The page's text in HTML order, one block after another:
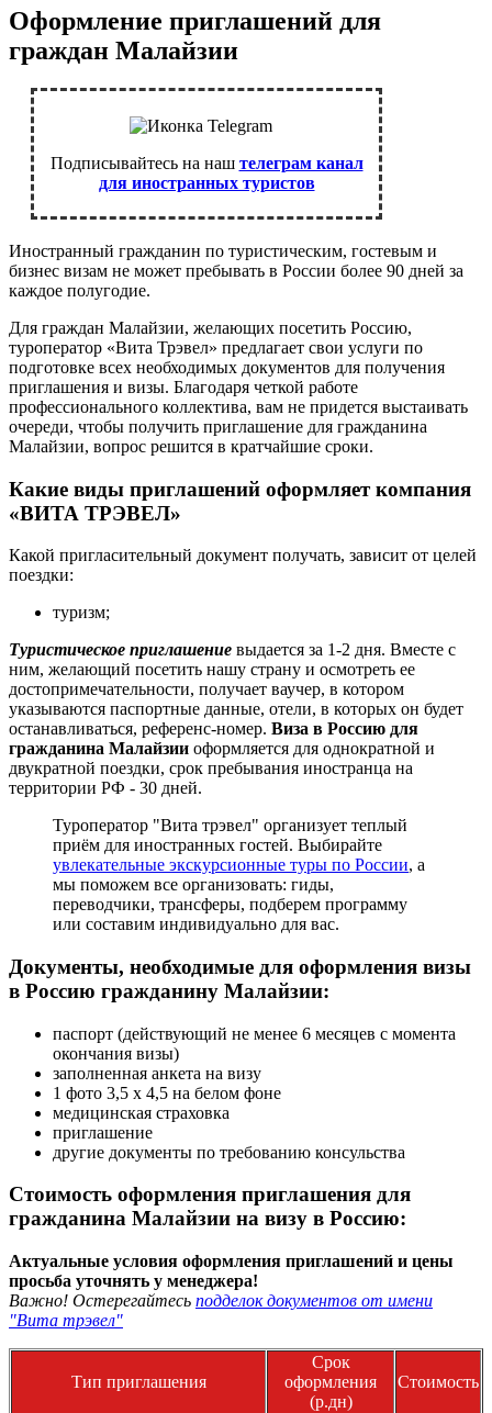
Оформление приглашений для
граждан Малайзии
Подписывайтесь на наш телеграм канал
для иностранных туристов
Иностранный гражданин по туристическим, гостевым и
бизнес визам не может пребывать в России более 90 дней за
каждое полугодие.
Для граждан Малайзии, желающих посетить Россию,
туроператор «Вита Трэвел» предлагает свои услуги по
подготовке всех необходимых документов для получения
приглашения и визы. Благодаря четкой работе
профессионального коллектива, вам не придется выстаивать
очереди, чтобы получить приглашение для гражданина
Малайзии, вопрос решится в кратчайшие сроки.
Какие виды приглашений оформляет компания
«ВИТА ТРЭВЕЛ»
Какой пригласительный документ получать, зависит от целей
поездки:
туризм;
Туристическое приглашение выдается за 1-2 дня. Вместе с
ним, желающий посетить нашу страну и осмотреть ее
достопримечательности, получает ваучер, в котором
указываются паспортные данные, отели, в которых он будет
останавливаться, референс-номер. Виза в Россию для
гражданина Малайзии оформляется для однократной и
двукратной поездки, срок пребывания иностранца на
территории РФ - 30 дней.
Туроператор "Вита трэвел" организует теплый
приём для иностранных гостей. Выбирайте
увлекательные экскурсионные туры по России, а
мы поможем все организовать: гиды,
переводчики, трансферы, подберем программу
или составим индивидуально для вас.
Документы, необходимые для оформления визы
в Россию гражданину Малайзии:
паспорт (действующий не менее 6 месяцев с момента
окончания визы)
заполненная анкета на визу
1 фото 3,5 х 4,5 на белом фоне
медицинская страховка
приглашение
другие документы по требованию консульства
Стоимость оформления приглашения для
гражданина Малайзии на визу в Россию:
Актуальные условия оформления приглашений и цены
просьба уточнять у менеджера!
Важно! Остерегайтесь подделок документов от имени
"Вита трэвел"
Тип приглашения
Срок
оформления
(р.дн)
Стоимость